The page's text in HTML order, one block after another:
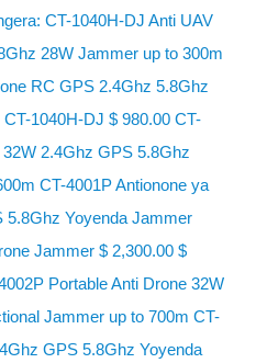
CT-1040H-DJ Anti UAV
28W Jammer up to 300m
RC GPS 2.4Ghz 5.8Ghz
1040H-DJ $ 980.00 CT-
2.4Ghz GPS 5.8Ghz
CT-4001P Antionone ya
5.8Ghz Yoyenda Jammer
Jammer $ 2,300.00 $
Portable Anti Drone 32W
Jammer up to 700m CT-
GPS 5.8Ghz Yoyenda